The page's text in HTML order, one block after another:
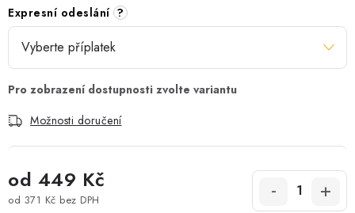
Expresní odeslání ?
Možnosti doručení
od 449 Kč
od 371 Kč bez DPH